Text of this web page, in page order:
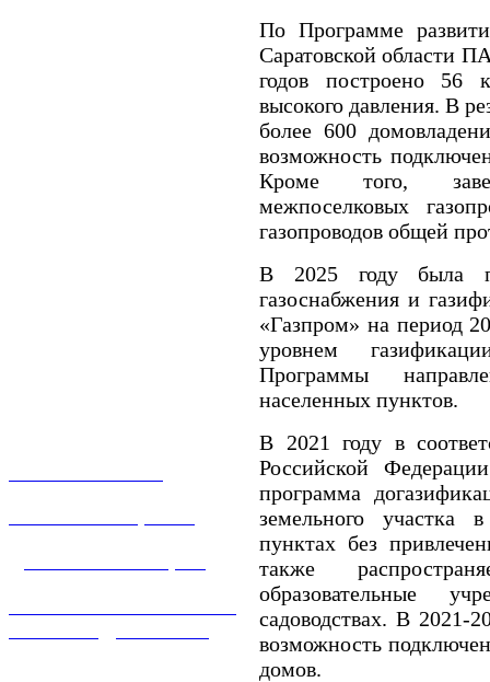
По Программе
Саратовской области
годов построено 56
высокого давления. В
более 600
возможность
Кроме того,
межпоселковых
газопроводов общей
В 2025 году была
газоснабжения и
«Газпром» на период
уровнем
Программы
населенных пунктов.
В 2021 году в
Российской
программа
земельного участка
пунктах без
также
образовательные
садоводствах. В 2021-
возможность
домов.